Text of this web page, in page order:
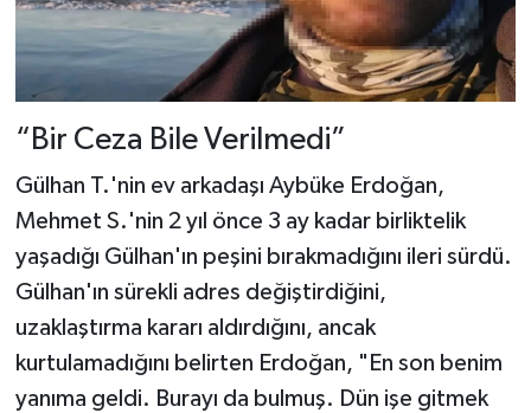
“Bir Ceza Bile Verilmedi”
Gülhan T.'nin ev arkadaşı Aybüke Erdoğan,
Mehmet S.'nin 2 yıl önce 3 ay kadar birliktelik
yaşadığı Gülhan'ın peşini bırakmadığını ileri sürdü.
Gülhan'ın sürekli adres değiştirdiğini,
uzaklaştırma kararı aldırdığını, ancak
kurtulamadığını belirten Erdoğan, "En son benim
yanıma geldi. Burayı da bulmuş. Dün işe gitmek